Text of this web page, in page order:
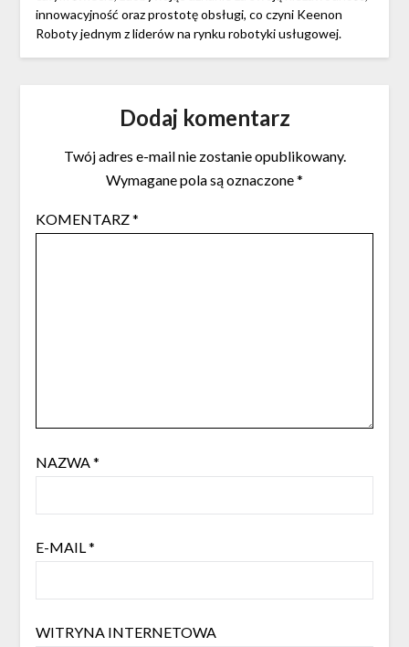
innowacyjność oraz prostotę obsługi, co czyni Keenon
Roboty jednym z liderów na rynku robotyki usługowej.
Dodaj komentarz
Twój adres e-mail nie zostanie opublikowany.
Wymagane pola są oznaczone*
KOMENTARZ*
NAZWA*
E-MAIL*
WITRYNA INTERNETOWA